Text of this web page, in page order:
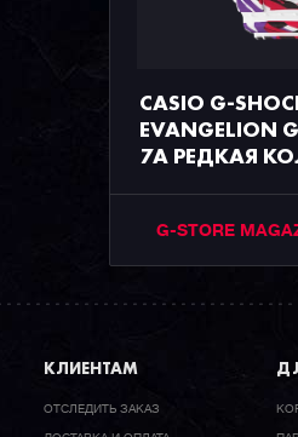
CASIO G-
EVANGELION
7A РЕДКАЯ
G-STORE
КЛИЕНТАМ
ОТСЛЕДИТЬ ЗАКАЗ